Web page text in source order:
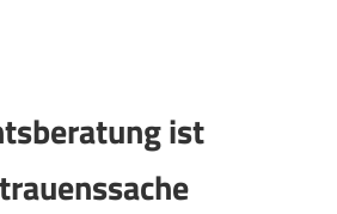
ist